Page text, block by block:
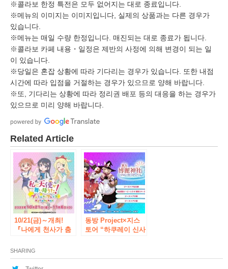
※콜라보 한정 특전은 모두 없어지는 대로 종료입니다.
※메뉴의 이미지는 이미지입니다, 실제의 상품과는 다른 경우가
있습니다.
※메뉴는 매일 수량 한정입니다. 매진되는 대로 종료가 됩니다.
※콜라보 카페 내용・일정은 제반의 사정에 의해 변경이 되는 일
이 있습니다.
※당일은 혼잡 상황에 따라 기다리는 경우가 있습니다. 또한 내점
시간에 따라 입점을 거절하는 경우가 있으므로 양해 바랍니다.
※또, 기다리는 상황에 따라 정리권 배포 등의 대응을 하는 경우가
있으므로 미리 양해 바랍니다.
Related Article
10/21(금)～개최!
『나에게 천사가 춤
렌즈 ‘테이크 아웃 콜
라보 카페 아키하바
라 CURE MAID
동방 Project×지스
토어 “하쿠레이 신사
지스토어 나고야에
SHARING